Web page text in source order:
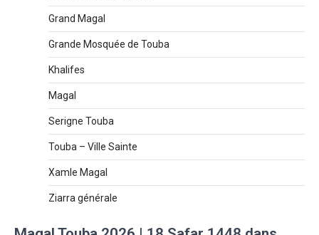
Grand Magal
Grande Mosquée de Touba
Khalifes
Magal
Serigne Touba
Touba – Ville Sainte
Xamle Magal
Ziarra générale